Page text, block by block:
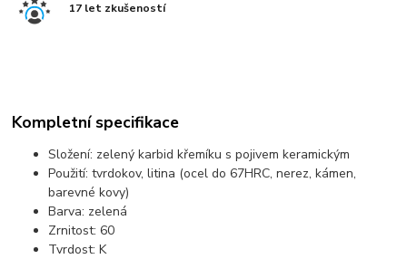
17 let zkušeností
Kompletní specifikace
Složení: zelený karbid křemíku s pojivem keramickým
Použití: tvrdokov, litina (ocel do 67HRC, nerez, kámen,
barevné kovy)
Barva: zelená
Zrnitost: 60
Tvrdost: K